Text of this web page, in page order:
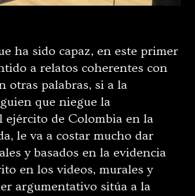
ha sido capaz, en este primer
a relatos coherentes con
otras palabras, si a la
que niegue la
ejército de Colombia en la
le va a costar mucho dar
y basados en la evidencia
en los videos, murales y
argumentativo sitúa a la